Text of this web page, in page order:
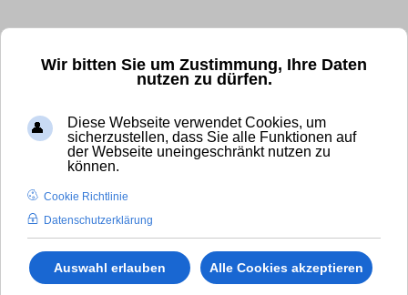
Wir bitten Sie um Zustimmung, Ihre Daten
nutzen zu dürfen.
Diese Webseite verwendet Cookies, um
sicherzustellen, dass Sie alle Funktionen auf
der Webseite uneingeschränkt nutzen zu
können.
Cookie Richtlinie
Datenschutzerklärung
Auswahl erlauben Alle Cookies akzeptieren
✆ 0800 - 11 007 00
International Calls (gebührenpflichtig):
✆+49 (0)8294 - 80 41 38